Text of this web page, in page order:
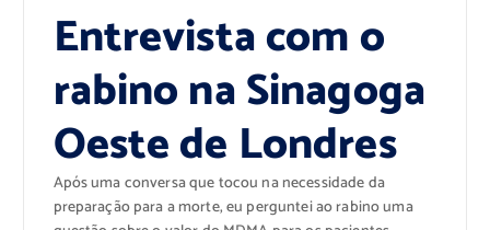
Entrevista com o
rabino na Sinagoga
Oeste de Londres
Após uma conversa que tocou na necessidade da
preparação para a morte, eu perguntei ao rabino uma